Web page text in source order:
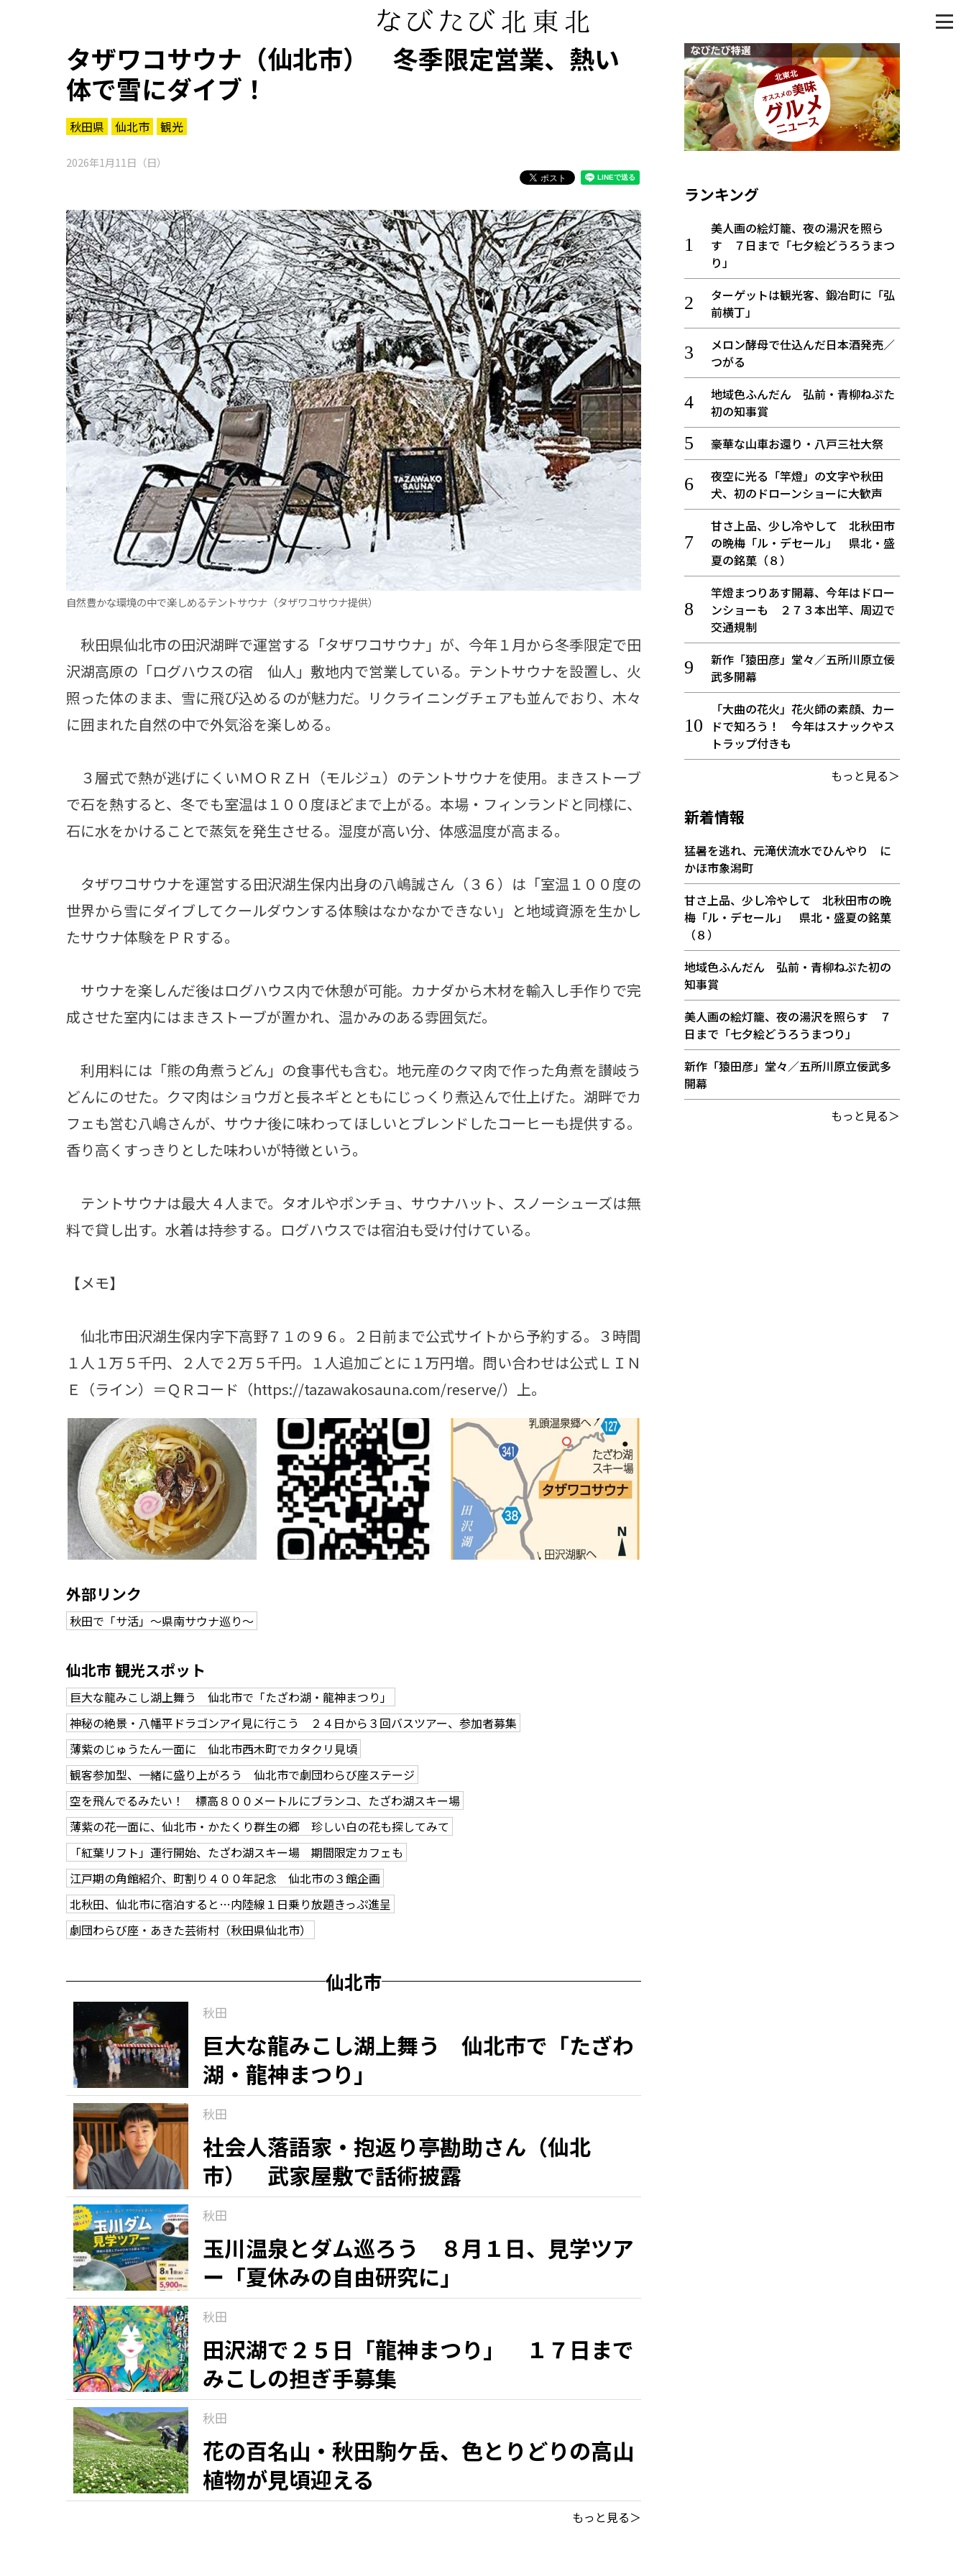
タザワコサウナ（仙北市） 冬季限定営業、熱い
体で雪にダイブ！
秋田県 仙北市 観光
2026年1月11日（日）
自然豊かな環境の中で楽しめるテントサウナ（タザワコサウナ提供）
秋田県仙北市の田沢湖畔で運営する「タザワコサウナ」が、今年１月から冬季限定で田
沢湖高原の「ログハウスの宿 仙人」敷地内で営業している。テントサウナを設置し、火
照った体のまま、雪に飛び込めるのが魅力だ。リクライニングチェアも並んでおり、木々
に囲まれた自然の中で外気浴を楽しめる。
３層式で熱が逃げにくいＭＯＲＺＨ（モルジュ）のテントサウナを使用。まきストーブ
で石を熱すると、冬でも室温は１００度ほどまで上がる。本場・フィンランドと同様に、
石に水をかけることで蒸気を発生させる。湿度が高い分、体感温度が高まる。
タザワコサウナを運営する田沢湖生保内出身の八嶋誠さん（３６）は「室温１００度の
世界から雪にダイブしてクールダウンする体験はなかなかできない」と地域資源を生かし
たサウナ体験をＰＲする。
サウナを楽しんだ後はログハウス内で休憩が可能。カナダから木材を輸入し手作りで完
成させた室内にはまきストーブが置かれ、温かみのある雰囲気だ。
利用料には「熊の角煮うどん」の食事代も含む。地元産のクマ肉で作った角煮を讃岐う
どんにのせた。クマ肉はショウガと長ネギとともにじっくり煮込んで仕上げた。湖畔でカ
フェも営む八嶋さんが、サウナ後に味わってほしいとブレンドしたコーヒーも提供する。
香り高くすっきりとした味わいが特徴という。
テントサウナは最大４人まで。タオルやポンチョ、サウナハット、スノーシューズは無
料で貸し出す。水着は持参する。ログハウスでは宿泊も受け付けている。
【メモ】
仙北市田沢湖生保内字下高野７１の９６。２日前まで公式サイトから予約する。３時間
１人１万５千円、２人で２万５千円。１人追加ごとに１万円増。問い合わせは公式ＬＩＮ
Ｅ（ライン）＝ＱＲコード（https://tazawakosauna.com/reserve/）上。
外部リンク
秋田で「サ活」～県南サウナ巡り～
仙北市 観光スポット
巨大な龍みこし湖上舞う 仙北市で「たざわ湖・龍神まつり」
神秘の絶景・八幡平ドラゴンアイ見に行こう ２４日から３回バスツアー、参加者募集
薄紫のじゅうたん一面に 仙北市西木町でカタクリ見頃
観客参加型、一緒に盛り上がろう 仙北市で劇団わらび座ステージ
空を飛んでるみたい！ 標高８００メートルにブランコ、たざわ湖スキー場
薄紫の花一面に、仙北市・かたくり群生の郷 珍しい白の花も探してみて
「紅葉リフト」運行開始、たざわ湖スキー場 期間限定カフェも
江戸期の角館紹介、町割り４００年記念 仙北市の３館企画
北秋田、仙北市に宿泊すると…内陸線１日乗り放題きっぷ進呈
劇団わらび座・あきた芸術村（秋田県仙北市）
仙北市
秋田
巨大な龍みこし湖上舞う 仙北市で「たざわ
湖・龍神まつり」
秋田
社会人落語家・抱返り亭勘助さん（仙北
市） 武家屋敷で話術披露
秋田
玉川温泉とダム巡ろう ８月１日、見学ツア
ー「夏休みの自由研究に」
秋田
田沢湖で２５日「龍神まつり」 １７日まで
みこしの担ぎ手募集
秋田
花の百名山・秋田駒ケ岳、色とりどりの高山
植物が見頃迎える
もっと見る＞
ランキング
美人画の絵灯籠、夜の湯沢を照ら
す ７日まで「七夕絵どうろうまつ
り」
ターゲットは観光客、鍛冶町に「弘
前横丁」
メロン酵母で仕込んだ日本酒発売／
つがる
地域色ふんだん 弘前・青柳ねぷた
初の知事賞
豪華な山車お還り・八戸三社大祭
夜空に光る「竿燈」の文字や秋田
犬、初のドローンショーに大歓声
甘さ上品、少し冷やして 北秋田市
の晩梅「ル・デセール」 県北・盛
夏の銘菓（８）
竿燈まつりあす開幕、今年はドロー
ンショーも ２７３本出竿、周辺で
交通規制
新作「猿田彦」堂々／五所川原立佞
武多開幕
「大曲の花火」花火師の素顔、カー
ドで知ろう！ 今年はスナックやス
トラップ付きも
もっと見る＞
新着情報
猛暑を逃れ、元滝伏流水でひんやり に
かほ市象潟町
甘さ上品、少し冷やして 北秋田市の晩
梅「ル・デセール」 県北・盛夏の銘菓
（８）
地域色ふんだん 弘前・青柳ねぷた初の
知事賞
美人画の絵灯籠、夜の湯沢を照らす ７
日まで「七夕絵どうろうまつり」
新作「猿田彦」堂々／五所川原立佞武多
開幕
もっと見る＞
パワースポット
まつり・イベント
おみやげ・特産
道の駅・産直
アウトドア・レジャー